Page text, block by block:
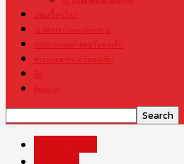
แชมเปี้ยนโลก
S1 World Championship
ปณิธานและคำสอนวันทรงชัย
ข่าวและสารจากวันทรงชัย
สื่อ
ติดต่อเรา